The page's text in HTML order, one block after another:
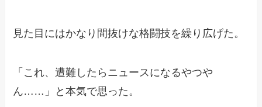
見た目にはかなり間抜けな格闘技を繰り広げた。
「これ、遭難したらニュースになるやつや
ん……」と本気で思った。